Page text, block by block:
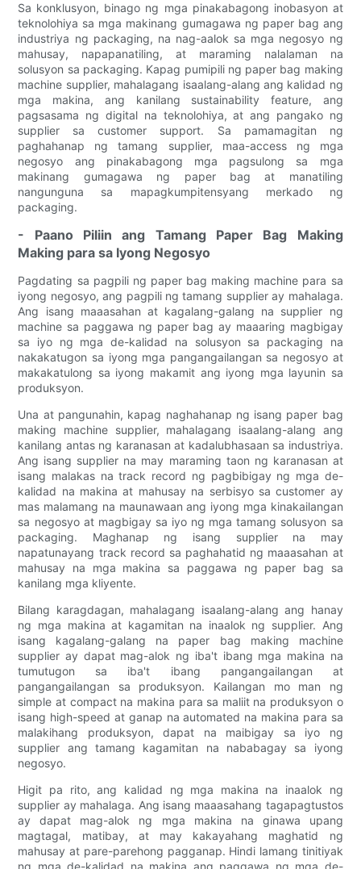
Sa konklusyon, binago ng mga pinakabagong inobasyon at
teknolohiya sa mga makinang gumagawa ng paper bag ang
industriya ng packaging, na nag-aalok sa mga negosyo ng
mahusay, napapanatiling, at maraming nalalaman na
solusyon sa packaging. Kapag pumipili ng paper bag making
machine supplier, mahalagang isaalang-alang ang kalidad ng
mga makina, ang kanilang sustainability feature, ang
pagsasama ng digital na teknolohiya, at ang pangako ng
supplier sa customer support. Sa pamamagitan ng
paghahanap ng tamang supplier, maa-access ng mga
negosyo ang pinakabagong mga pagsulong sa mga
makinang gumagawa ng paper bag at manatiling
nangunguna sa mapagkumpitensyang merkado ng
packaging.
- Paano Piliin ang Tamang Paper Bag Making
Making para sa Iyong Negosyo
Pagdating sa pagpili ng paper bag making machine para sa
iyong negosyo, ang pagpili ng tamang supplier ay mahalaga.
Ang isang maaasahan at kagalang-galang na supplier ng
machine sa paggawa ng paper bag ay maaaring magbigay
sa iyo ng mga de-kalidad na solusyon sa packaging na
nakakatugon sa iyong mga pangangailangan sa negosyo at
makakatulong sa iyong makamit ang iyong mga layunin sa
produksyon.
Una at pangunahin, kapag naghahanap ng isang paper bag
making machine supplier, mahalagang isaalang-alang ang
kanilang antas ng karanasan at kadalubhasaan sa industriya.
Ang isang supplier na may maraming taon ng karanasan at
isang malakas na track record ng pagbibigay ng mga de-
kalidad na makina at mahusay na serbisyo sa customer ay
mas malamang na maunawaan ang iyong mga kinakailangan
sa negosyo at magbigay sa iyo ng mga tamang solusyon sa
packaging. Maghanap ng isang supplier na may
napatunayang track record sa paghahatid ng maaasahan at
mahusay na mga makina sa paggawa ng paper bag sa
kanilang mga kliyente.
Bilang karagdagan, mahalagang isaalang-alang ang hanay
ng mga makina at kagamitan na inaalok ng supplier. Ang
isang kagalang-galang na paper bag making machine
supplier ay dapat mag-alok ng iba't ibang mga makina na
tumutugon sa iba't ibang pangangailangan at
pangangailangan sa produksyon. Kailangan mo man ng
simple at compact na makina para sa maliit na produksyon o
isang high-speed at ganap na automated na makina para sa
malakihang produksyon, dapat na maibigay sa iyo ng
supplier ang tamang kagamitan na nababagay sa iyong
negosyo.
Higit pa rito, ang kalidad ng mga makina na inaalok ng
supplier ay mahalaga. Ang isang maaasahang tagapagtustos
ay dapat mag-alok ng mga makina na ginawa upang
magtagal, matibay, at may kakayahang maghatid ng
mahusay at pare-parehong pagganap. Hindi lamang tinitiyak